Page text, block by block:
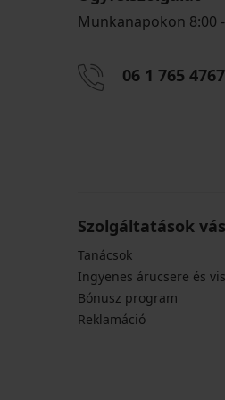
Munkanapokon 8:00
06 1 765 4767
Szolgáltatások
Tanácsok
Ingyenes árucsere és
Bónusz program
Reklamáció